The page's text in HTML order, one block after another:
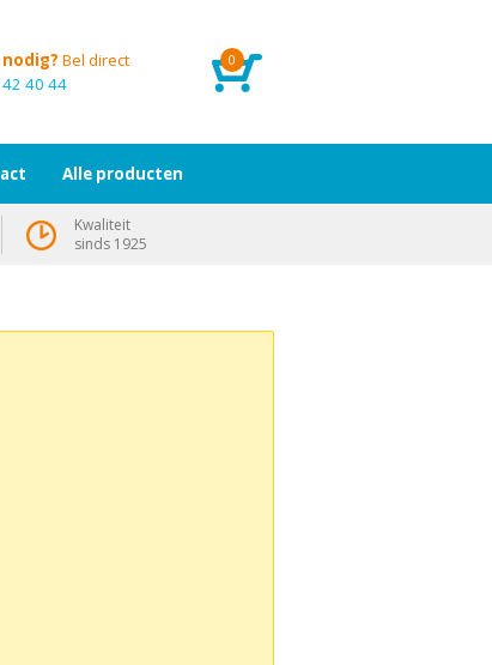
0
Bel direct
40 44
Alle producten
Kwaliteit
sinds 1925